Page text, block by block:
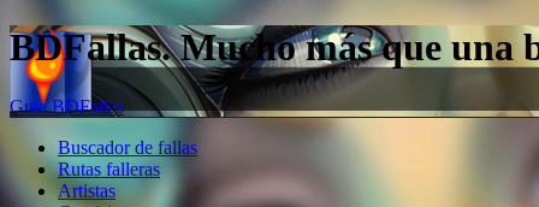
BDFallas. Mucho más que una
Guía BDFallas
Buscador de fallas
Rutas falleras
Artistas